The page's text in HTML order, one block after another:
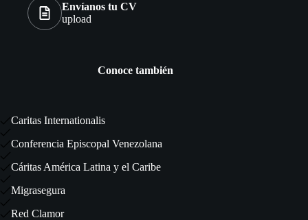
Envíanos tu CV
upload
Conoce también
Caritas Internationalis
Conferencia Episcopal Venezolana
Cáritas América Latina y el Caribe
Migrasegura
Red Clamor